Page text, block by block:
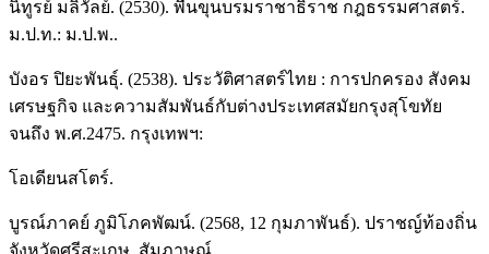
นิทูรย์ มลิวัลย์. (2530). พื้นขุนบรมราชาธิราช กฎธรรมศาสตร์.
ม.ป.ท.: ม.ป.พ..
บังอร ปิยะพันธุ์. (2538). ประวัติศาสตร์ไทย : การปกครอง สังคม
เศรษฐกิจ และความสัมพันธ์กับต่างประเทศสมัยกรุงสุโขทัย
จนถึง พ.ศ.2475. กรุงเทพฯ:
โอเดียนสโตร์.
บูรณ์ภาคย์ ภูมิโภคพัฒน์. (2568, 12 กุมภาพันธ์). ปราชญ์ท้องถิ่น
จังหวัดศรีสะเกษ. สัมภาษณ์.